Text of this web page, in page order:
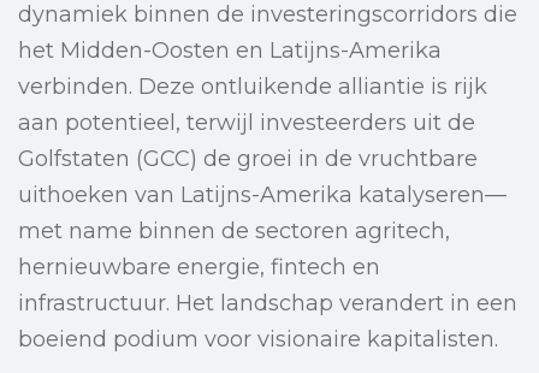
dynamiek binnen de investeringscorridors die
het Midden-Oosten en Latijns-Amerika
verbinden. Deze ontluikende alliantie is rijk
aan potentieel, terwijl investeerders uit de
Golfstaten (GCC) de groei in de vruchtbare
uithoeken van Latijns-Amerika katalyseren—
met name binnen de sectoren agritech,
hernieuwbare energie, fintech en
infrastructuur. Het landschap verandert in een
boeiend podium voor visionaire kapitalisten.